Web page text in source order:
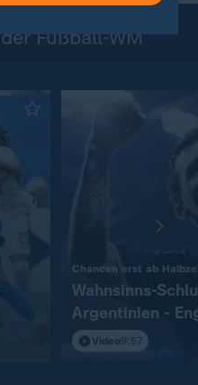
Fußball-WM
Chancen erst ab
Wahnsinns-
Argentinien -
Video9:57